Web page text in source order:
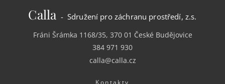
Calla- Sdružení pro záchranu prostředí, z.s.
Fráni Šrámka 1168/35, 370 01 České Budějovice
384 971 930
calla@calla.cz
Kontakty